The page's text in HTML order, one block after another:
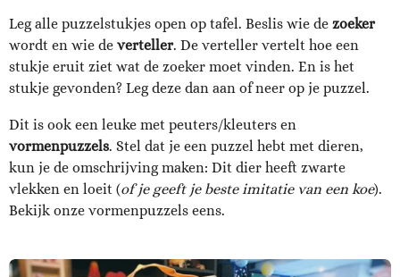
Leg alle puzzelstukjes open op tafel. Beslis wie de zoeker
wordt en wie de verteller. De verteller vertelt hoe een
stukje eruit ziet wat de zoeker moet vinden. En is het
stukje gevonden? Leg deze dan aan of neer op je puzzel.
Dit is ook een leuke met peuters/kleuters en
vormenpuzzels. Stel dat je een puzzel hebt met dieren,
kun je de omschrijving maken: Dit dier heeft zwarte
vlekken en loeit (of je geeft je beste imitatie van een koe).
Bekijk onze vormenpuzzels eens.